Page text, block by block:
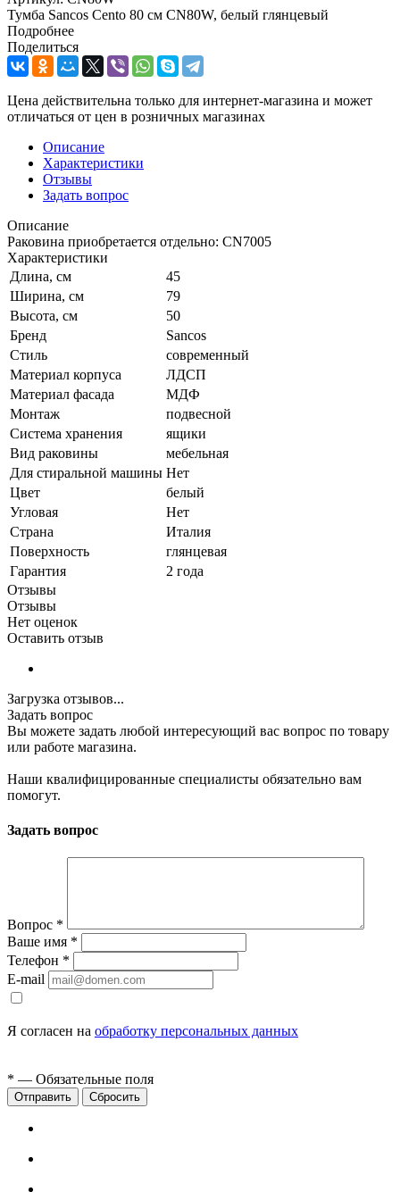
Тумба Sancos Cento 80 см CN80W, белый глянцевый
Подробнее
Поделиться
Цена действительна только для интернет-магазина и может
отличаться от цен в розничных магазинах
Описание
Характеристики
Отзывы
Задать вопрос
Описание
Раковина приобретается отдельно: CN7005
Характеристики
Длина, см
45
Ширина, см
79
Высота, см
50
Бренд
Sancos
Стиль
современный
Материал корпуса
ЛДСП
Материал фасада
МДФ
Монтаж
подвесной
Система хранения
ящики
Вид раковины
мебельная
Для стиральной машины Нет
Цвет
белый
Угловая
Нет
Страна
Италия
Поверхность
глянцевая
Гарантия
2 года
Отзывы
Отзывы
Нет оценок
Оставить отзыв
Загрузка отзывов...
Задать вопрос
Вы можете задать любой интересующий вас вопрос по товару
или работе магазина.
Наши квалифицированные специалисты обязательно вам
помогут.
Задать вопрос
Вопрос *
Ваше имя *
Телефон *
E-mail
Я согласен на обработку персональных данных
* — Обязательные поля
Сбросить